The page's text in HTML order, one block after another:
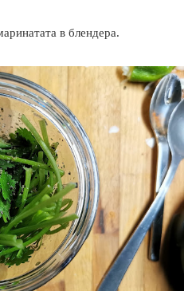
в блендера.